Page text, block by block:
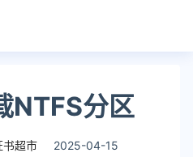
NTFS分区
书超市
2025-04-15